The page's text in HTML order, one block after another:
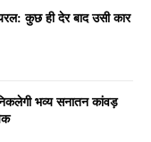
कुछ ही देर बाद उसी कार
भव्य सनातन कांवड़